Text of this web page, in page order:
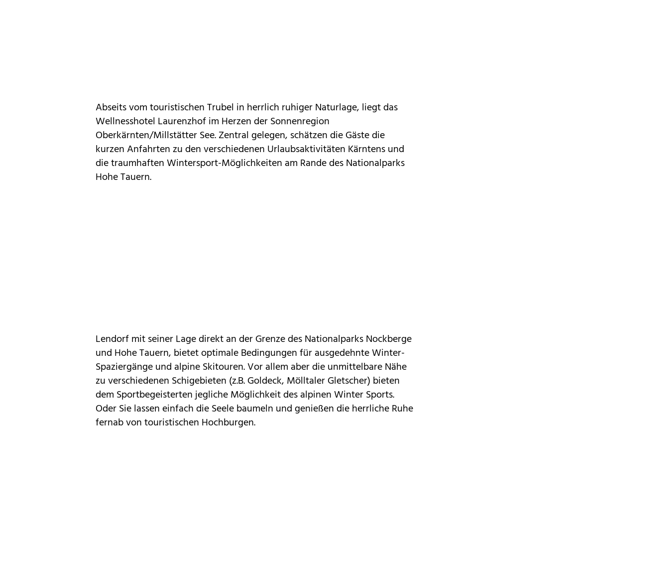
Abseits vom touristischen Trubel in herrlich ruhiger Naturlage, liegt das
Wellnesshotel Laurenzhof im Herzen der Sonnenregion
Oberkärnten/Millstätter See. Zentral gelegen, schätzen die Gäste die
kurzen Anfahrten zu den verschiedenen Urlaubsaktivitäten Kärntens und
die traumhaften Wintersport-Möglichkeiten am Rande des Nationalparks
Hohe Tauern.
Lendorf mit seiner Lage direkt an der Grenze des Nationalparks Nockberge
und Hohe Tauern, bietet optimale Bedingungen für ausgedehnte Winter-
Spaziergänge und alpine Skitouren. Vor allem aber die unmittelbare Nähe
zu verschiedenen Schigebieten (z.B. Goldeck, Mölltaler Gletscher) bieten
dem Sportbegeisterten jegliche Möglichkeit des alpinen Winter Sports.
Oder Sie lassen einfach die Seele baumeln und genießen die herrliche Ruhe
fernab von touristischen Hochburgen.